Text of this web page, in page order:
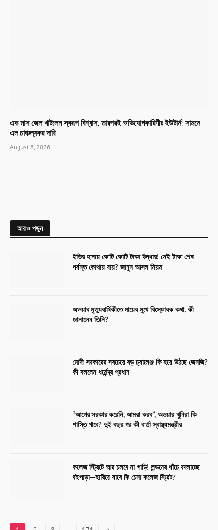
এক মাস জেল খাটলেন স্বরূপ বিশ্বাস, তারপরই অভিযোগকারিণীর ইউটার্ন! সামনে
এল চাঞ্চল্যকর দাবি
August 8, 2026
আরও পড়ুন
ইডির হানায় কোটি কোটি টাকা উদ্ধার! সেই টাকা শেষ
পর্যন্ত কোথায় যায়? জানুন আসল নিয়ম!
অভয়ার মৃত্যুবার্ষিকীতে মায়ের মুখে বিস্ফোরক কথা, কী
জানালেন তিনি?
মোদী সরকারের সবচেয়ে বড় চ্যালেঞ্জ কি হয়ে উঠছে জেনজি?
কী বললেন ধর্মেন্দ্র প্রধান
“আগের সরকার করেনি, আমরা করব”, অভয়ার খুনিরা কি
শাস্তি পাবে? দুই বছর পর কী বার্তা স্বাস্থ্যমন্ত্রীর
কলেজ স্ট্রিটে আর চলবে না গাড়ি! লন্ডনের ধাঁচে বদলাচ্ছে
বইপাড়া—হারিয়ে যাবে কি চেনা কলেজ স্ট্রিট?